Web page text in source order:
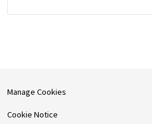
Manage Cookies
Cookie Notice